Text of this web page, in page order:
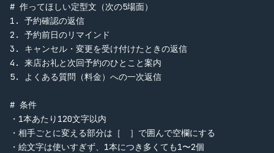
# 作ってほしい定型文（次の5場面）
1. 予約確認の返信
2. 予約前日のリマインド
3. キャンセル・変更を受け付けたときの返信
4. 来店お礼と次回予約のひとこと案内
5. よくある質問（料金）への一次返信
# 条件
・1本あたり120文字以内
・相手ごとに変える部分は［　］で囲んで空欄にする
・絵文字は使いすぎず、1本につき多くても1〜2個